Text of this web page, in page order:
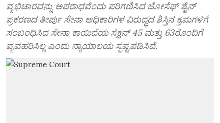
ವ್ಯಭಿಚಾರವನ್ನು ಅಪರಾಧವೆಂದು ಪರಿಗಣಿಸಿದ ಜೋಸೆಫ್ ಶೈನ್
ಪ್ರಕರಣದ ತೀರ್ಪು ಸೇನಾ ಅಧಿಕಾರಿಗಳ ವಿರುದ್ಧದ ಶಿಸ್ತಿನ ಕ್ರಮಗಳಿಗೆ
ಸಂಬಂಧಿಸಿದ ಸೇನಾ ಕಾಯಿದೆಯ ಸೆಕ್ಷನ್ 45 ಮತ್ತು 63ರೊಂದಿಗೆ
ವ್ಯವಹರಿಸಿಲ್ಲ ಎಂದು ನ್ಯಾಯಾಲಯ ಸ್ಪಷ್ಟಪಡಿಸಿದೆ.